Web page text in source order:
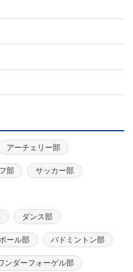
アーチェリー部
部 サッカー部
ダンス部
ール部 バドミントン部
ンダーフォーゲル部